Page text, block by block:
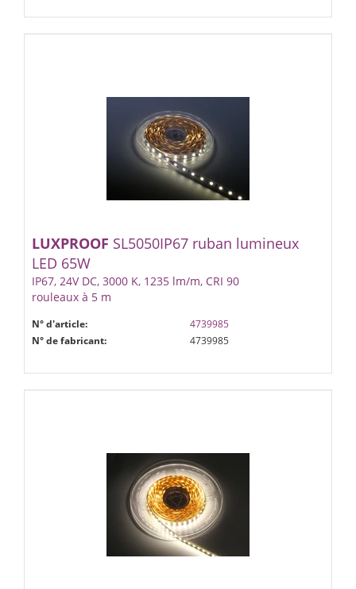
LUXPROOF SL5050IP67 ruban lumineux
LED 65W
IP67, 24V DC, 3000 K, 1235 lm/m, CRI 90
rouleaux à 5 m
N° d'article:
4739985
N° de fabricant:
4739985